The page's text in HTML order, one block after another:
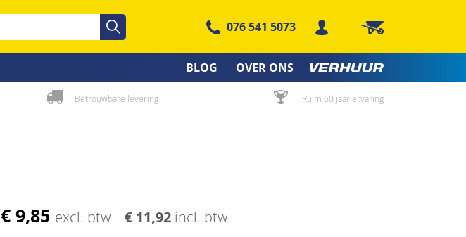
Zoeken
076 541 5073 Winkelwagen
BLOG OVER ONS
Betrouwbare levering Ruim 60 jaar ervaring
€ 9,85 excl. btw € 11,92 incl. btw